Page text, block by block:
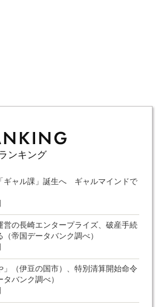
ンキング
ギャル課」誕生へ ギャルマインドで
営の長崎エンタープライズ、破産手続
帝国データバンク調べ）
」（伊豆の国市）、特別清算開始命令
バンク調べ）